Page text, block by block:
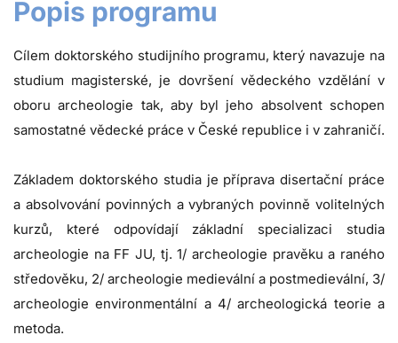
Popis programu
Cílem doktorského studijního programu, který navazuje na
studium magisterské, je dovršení vědeckého vzdělání v
oboru archeologie tak, aby byl jeho absolvent schopen
samostatné vědecké práce v České republice i v zahraničí.
Základem doktorského studia je příprava disertační práce
a absolvování povinných a vybraných povinně volitelných
kurzů, které odpovídají základní specializaci studia
archeologie na FF JU, tj. 1/ archeologie pravěku a raného
středověku, 2/ archeologie medievální a postmedievální, 3/
archeologie environmentální a 4/ archeologická teorie a
metoda.